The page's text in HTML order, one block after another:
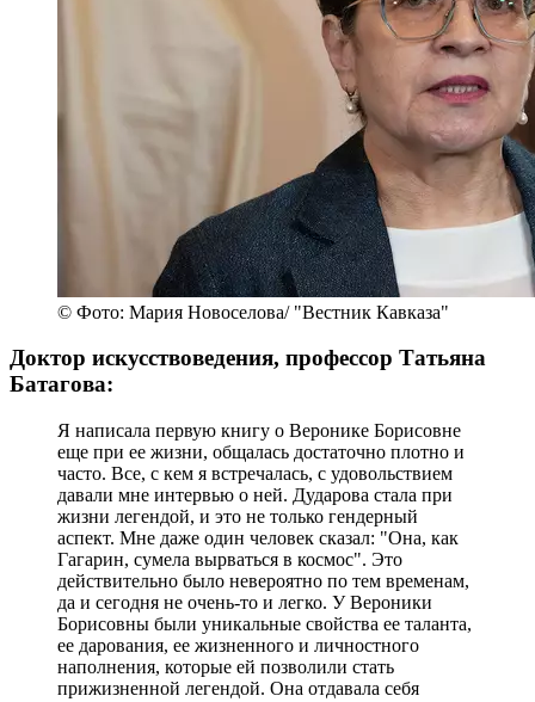
© Фото: Мария Новоселова/ "Вестник Кавказа"
Доктор искусствоведения, профессор Татьяна
Батагова:
Я написала первую книгу о Веронике Борисовне
еще при ее жизни, общалась достаточно плотно и
часто. Все, с кем я встречалась, с удовольствием
давали мне интервью о ней. Дударова стала при
жизни легендой, и это не только гендерный
аспект. Мне даже один человек сказал: "Она, как
Гагарин, сумела вырваться в космос". Это
действительно было невероятно по тем временам,
да и сегодня не очень-то и легко. У Вероники
Борисовны были уникальные свойства ее таланта,
ее дарования, ее жизненного и личностного
наполнения, которые ей позволили стать
прижизненной легендой. Она отдавала себя